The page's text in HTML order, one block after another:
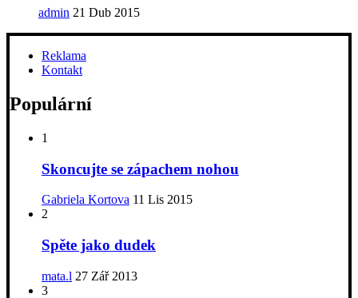
admin 21 Dub 2015
Reklama
Kontakt
Populární
1
Skoncujte se zápachem nohou
Gabriela Kortova 11 Lis 2015
2
Spěte jako dudek
mata.l 27 Zář 2013
3